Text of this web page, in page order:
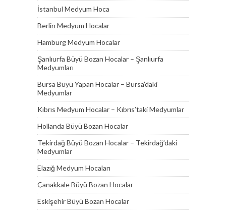
İstanbul Medyum Hoca
Berlin Medyum Hocalar
Hamburg Medyum Hocalar
Şanlıurfa Büyü Bozan Hocalar – Şanlıurfa
Medyumları
Bursa Büyü Yapan Hocalar – Bursa’daki
Medyumlar
Kıbrıs Medyum Hocalar – Kıbrıs’taki Medyumlar
Hollanda Büyü Bozan Hocalar
Tekirdağ Büyü Bozan Hocalar – Tekirdağ’daki
Medyumlar
Elazığ Medyum Hocaları
Çanakkale Büyü Bozan Hocalar
Eskişehir Büyü Bozan Hocalar